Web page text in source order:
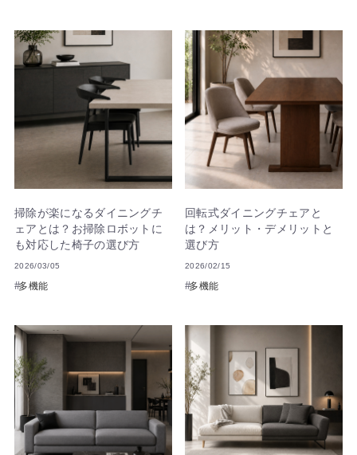
掃除が楽になるダイニングチ
ェアとは？お掃除ロボットに
も対応した椅子の選び方
2026/03/05
多機能
回転式ダイニングチェアと
は？メリット・デメリットと
選び方
2026/02/15
多機能